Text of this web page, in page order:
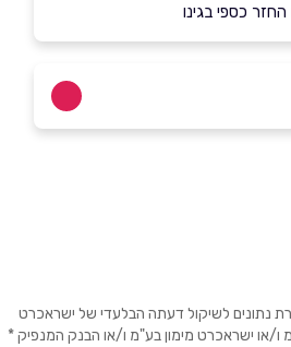
החזר כספי בגינו
נתונים לשיקול דעתה הבלעדי של ישראכרט
או ישראכרט מימון בע"מ ו/או הבנק המנפיק *